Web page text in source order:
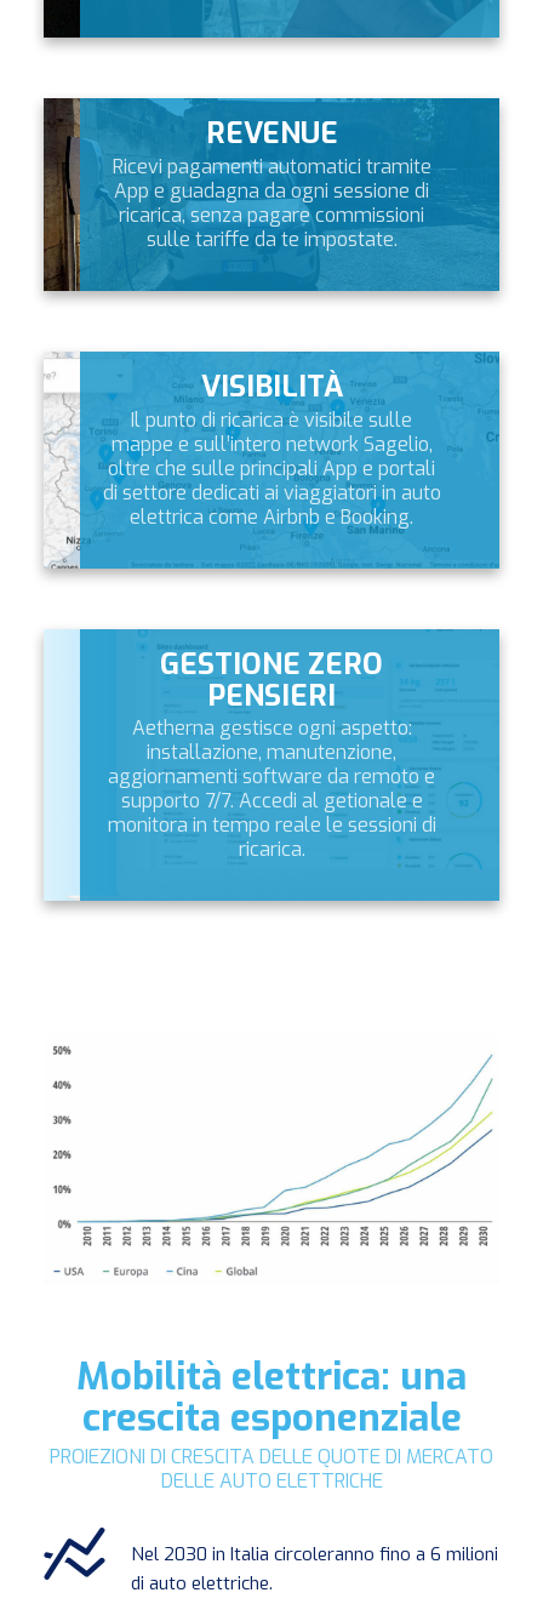
REVENUE
Ricevi pagamenti automatici tramite
App e guadagna da ogni sessione di
ricarica, senza pagare commissioni
sulle tariffe da te impostate.
VISIBILITÀ
Il punto di ricarica è visibile sulle
mappe e sull’intero network Sagelio,
oltre che sulle principali App e portali
di settore dedicati ai viaggiatori in auto
elettrica come Airbnb e Booking.
GESTIONE ZERO
PENSIERI
Aetherna gestisce ogni aspetto:
installazione, manutenzione,
aggiornamenti software da remoto e
supporto 7/7. Accedi al getionale e
monitora in tempo reale le sessioni di
ricarica.
Mobilità elettrica: una
crescita esponenziale
PROIEZIONI DI CRESCITA DELLE QUOTE DI MERCATO
DELLE AUTO ELETTRICHE
Nel 2030 in Italia circoleranno fino a 6 milioni
di auto elettriche.